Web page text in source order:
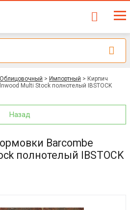
Облицовочный > Импортный > Кирпич
Multi Stock полнотелый IBSTOCK
Назад
Barcombe
полнотелый IBSTOCK